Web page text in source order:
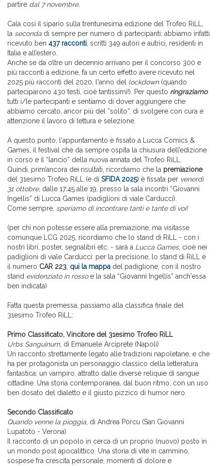
partire dal 7 novembre.
Cala così il sipario sulla trentunesima edizione del Trofeo RiLL,
la seconda di sempre per numero di partecipanti: abbiamo infatti
ricevuto ben 437 racconti , scritti 349 autori e autrici, residenti in
Italia e all’estero.
Anche se da oltre un decennio arrivano per il concorso 300 e
più racconti a edizione, fa un certo effetto avere ricevuto nel
2025 più racconti del 2020, l'anno del lockdown(quando
parteciparono 430 testi, cioè tantissimi!). Per questo ringraziamo
tutti i/le partecipanti e sentiamo di dover aggiungere che
abbiamo cercato, ancor più del “solito”, di svolgere con cura e
attenzione il lavoro di lettura e selezione.
A questo punto, l'appuntamento è fissato a Lucca Comics &
Games, il festival che da sempre ospita la chiusura dell’edizione
in corso e il “lancio” della nuova annata del Trofeo RiLL.
Quindi, prim’ancora dei risultati, ricordiamo che la premiazione
del 31esimo Trofeo RiLL (e di SFIDA 2025) è fissata per venerdì
31 ottobre, dalle 17:45 alle 19, presso la sala incontri “Giovanni
Ingellis” di Lucca Games (padiglioni di viale Carducci).
Come sempre, speriamo di incontrare tanti e tante di voi!
(per chi non potesse essere alla premiazione, ma visitasse
comunque LCG 2025, ricordiamo che lo stand di RiLL - con i
nostri libri, poster, segnalibri etc. - sarà a Lucca Games, cioè nei
padiglioni di viale Carducci: per la precisione, lo stand di RiLL è
il numero CAR 223; qui la mappa del padiglione, con il nostro
stand evidenziato in rossoe la sala “Giovanni Ingellis” anch'essa
ben indicata)
Fatta questa premessa, passiamo alla classifica finale del
31esimo Trofeo RiLL:
Primo Classificato, Vincitore del 31esimo Trofeo RiLL
Urbs Sanguinum, di Emanuele Arciprete (Napoli)
Un racconto strettamente legato alle tradizioni napoletane, e che
ha per protagonista un personaggio classico della letteratura
fantastica: un vampiro, attratto dalle diverse reliquie di sangue
cittadine. Una storia contemporanea, dal buon ritmo, con un uso
ben dosato del dialetto e il giusto pizzico di humor nero.
Secondo Classificato
Quando venne la pioggia , di Andrea Porcu (San Giovanni
Lupatoto - Verona)
Il racconto di un popolo in cerca di un proprio (nuovo) posto in
un mondo post apocalittico. Una storia di vite in cammino,
sospese fra crescita personale, momenti di dolore e